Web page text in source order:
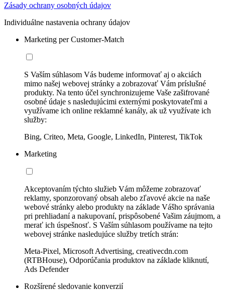
Zásady ochrany osobných údajov
Individuálne nastavenia ochrany údajov
Marketing per Customer-Match
S Vaším súhlasom Vás budeme informovať aj o akciách
mimo našej webovej stránky a zobrazovať Vám príslušné
produkty. Na tento účel synchronizujeme Vaše zašifrované
osobné údaje s nasledujúcimi externými poskytovateľmi a
využívame ich online reklamné kanály, ak už využívate ich
služby:
Bing, Criteo, Meta, Google, LinkedIn, Pinterest, TikTok
Marketing
Akceptovaním týchto služieb Vám môžeme zobrazovať
reklamy, sponzorovaný obsah alebo zľavové akcie na naše
webové stránky alebo produkty na základe Vášho správania
pri prehliadaní a nakupovaní, prispôsobené Vašim záujmom, a
merať ich úspešnosť. S Vaším súhlasom používame na tejto
webovej stránke nasledujúce služby tretích strán:
Meta-Pixel, Microsoft Advertising, creativecdn.com
(RTBHouse), Odporúčania produktov na základe kliknutí,
Ads Defender
Rozšírené sledovanie konverzií